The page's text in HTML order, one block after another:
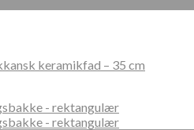
keramikfad – 35 cm